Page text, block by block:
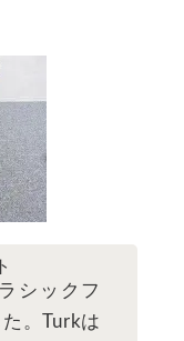
シックフ
。Turkは